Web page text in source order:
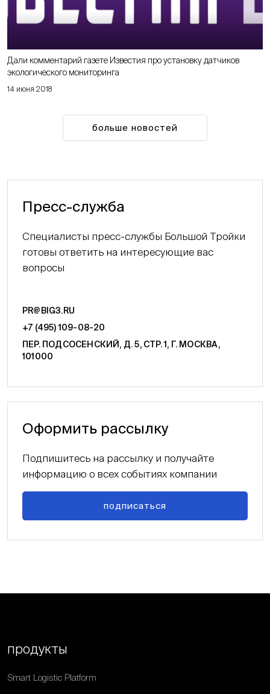
14 июня 2018
Дали комментарий газете Известия про установку датчиков
экологического мониторинга
больше новостей
Пресс-служба
Специалисты пресс-службы Большой Тройки
готовы ответить на интересующие вас
вопросы
PR@BIG3.RU
+7 (495) 109-08-20
ПЕР. ПОДСОСЕНСКИЙ, Д. 5, СТР. 1, Г. МОСКВА,
101000
Оформить рассылку
Подпишитесь на рассылку и получайте
информацию о всех событиях компании
подписаться
продукты
Smart Logistic Platform